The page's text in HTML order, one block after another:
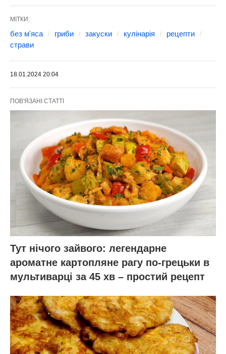
МІТКИ:
без м'яса гриби закуски кулінарія
рецепти
страви
18.01.2024 20:04
ПОВ'ЯЗАНІ СТАТТІ
Тут нічого зайвого: легендарне
ароматне картопляне рагу по-грецьки в
мультиварці за 45 хв – простий рецепт